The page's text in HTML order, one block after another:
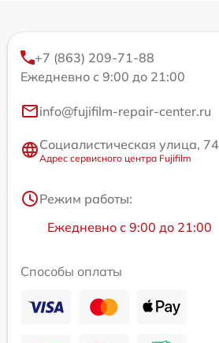
+7 (863) 209-71-88
Ежедневно с 9:00 до 21:00
info@fujifilm-repair-center.ru
Социалистическая улица, 74
Адрес сервисного центра Fujifilm
Режим работы:
Ежедневно с 9:00 до 21:00
Способы оплаты